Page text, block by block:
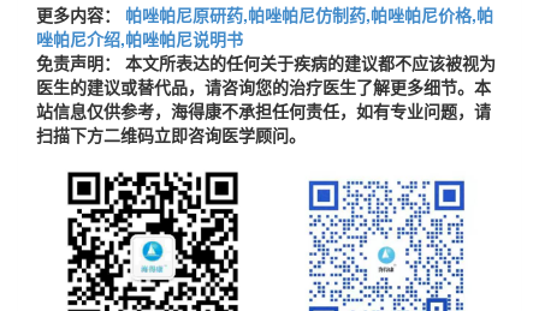
更多内容：
帕唑帕尼原研药,帕唑帕尼仿制药,帕唑帕尼价格,帕
唑帕尼介绍,帕唑帕尼说明书
免责声明： 本文所表达的任何关于疾病的建议都不应该被视为
医生的建议或替代品，请咨询您的治疗医生了解更多细节。本
站信息仅供参考，海得康不承担任何责任，如有专业问题，请
扫描下方二维码立即咨询医学顾问。